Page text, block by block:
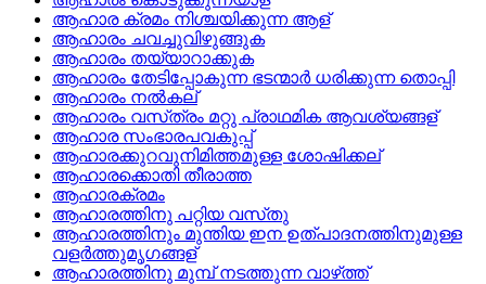
ആഹാര ക്രമം നിശ്ചയിക്കുന്ന ആള്
ആഹാരം ചവച്ചുവിഴുങ്ങുക
ആഹാരം തയ്യാറാക്കുക
ആഹാരം തേടിപ്പോകുന്ന ഭടന്മാര്‍ ധരിക്കുന്ന തൊപ്പി
ആഹാരം നല്‍കല്
ആഹാരം വസ്‌ത്രം മറ്റു പ്രാഥമിക ആവശ്യങ്ങള്
ആഹാര സംഭാരപവകുപ്പ്
ആഹാരക്കുറവുനിമിത്തമുള്ള ശോഷിക്കല്
ആഹാരക്കൊതി തീരാത്ത
ആഹാരക്രമം
ആഹാരത്തിനു പറ്റിയ വസ്‌തു
ആഹാരത്തിനും മുന്തിയ ഇന ഉത്‌പാദനത്തിനുമുള്ള
വളര്‍ത്തുമൃഗങ്ങള്
ആഹാരത്തിനു മുമ്പ്‌ നടത്തുന്ന വാഴ്‌ത്ത്